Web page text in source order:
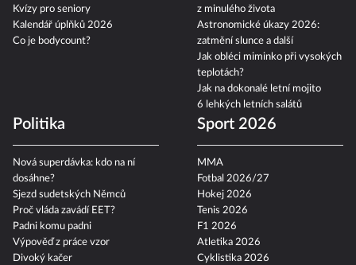
Kvízy pro seniory
Kalendář úplňků 2026
Co je bodycount?
z minulého života
Astronomické úkazy 2026:
zatmění slunce a další
Jak obléci miminko při vysokých
teplotách?
Jak na dokonalé letní mojito
6 lehkých letních salátů
Politika
Nová superdávka: kdo na ní
dosáhne?
Sjezd sudetských Němců
Proč vláda zavádí EET?
Padni komu padni
Výpověď z práce vzor
Divoký kačer
Sport 2026
MMA
Fotbal 2026/27
Hokej 2026
Tenis 2026
F1 2026
Atletika 2026
Cyklistika 2026